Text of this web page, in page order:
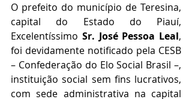
O prefeito do município de Teresina,
capital do Estado do Piauí,
Excelentíssimo Sr. José Pessoa Leal,
foi devidamente notificado pela CESB
– Confederação do Elo Social Brasil –,
instituição social sem fins lucrativos,
com sede administrativa na capital